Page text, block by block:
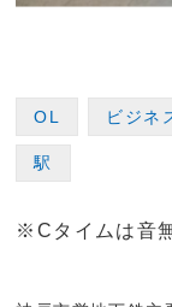
OL ビジネ
駅
※Cタイムは音